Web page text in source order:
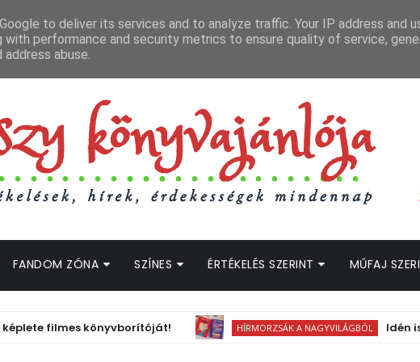
FANDOM ZÓNA SZÍNES ÉRTÉKELÉS SZERINT MŰFAJ
filmes könyvborítóját! HÍRMORZSÁK A NAGYVILÁGBÓL Idén is lesz
to deliver its services and to analyze traffic. Your IP address and
with performance and security metrics to ensure quality of service,
abuse.